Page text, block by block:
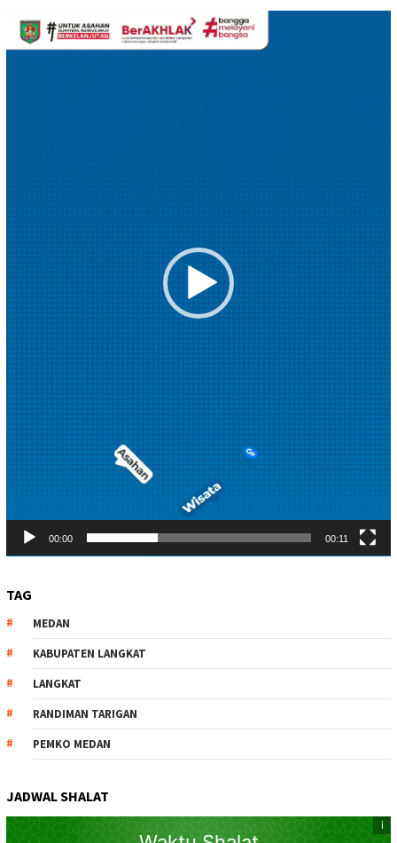
Pemutar
Video
00:00 00:11
TAG
MEDAN
KABUPATEN LANGKAT
LANGKAT
RANDIMAN TARIGAN
PEMKO MEDAN
JADWAL SHALAT